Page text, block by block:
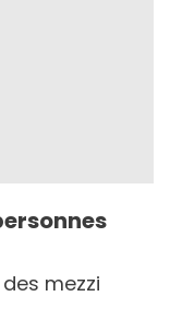
mezzi